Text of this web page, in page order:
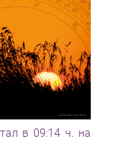
в 09:14 ч. на